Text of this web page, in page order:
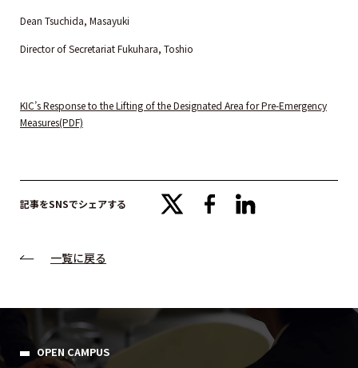
Dean Tsuchida, Masayuki
Director of Secretariat Fukuhara, Toshio
KIC’s Response to the Lifting of the Designated Area for Pre-Emergency
Measures(PDF)
記事をSNSでシェアする facebooklinkedin
一覧に戻る
OPEN CAMPUS